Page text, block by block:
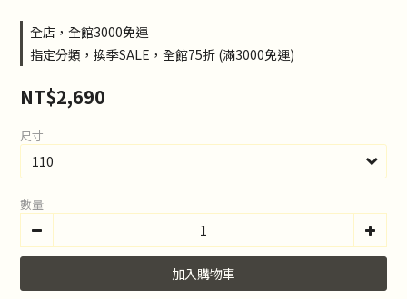
全店，全館3000免運
指定分類，換季SALE，全館75折 (滿3000免運)
NT$2,690
尺寸
數量
加入購物車